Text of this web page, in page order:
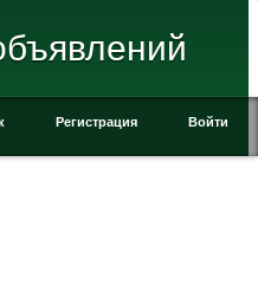
Регистрация Войти